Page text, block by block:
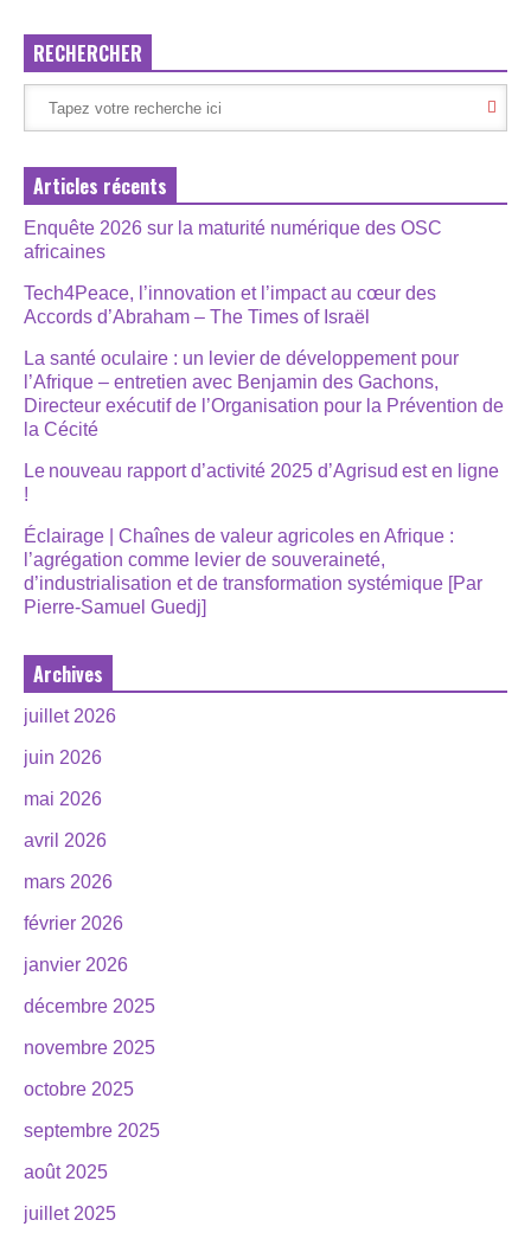
RECHERCHER
Articles récents
Enquête 2026 sur la maturité numérique des OSC
africaines
Tech4Peace, l’innovation et l’impact au cœur des
Accords d’Abraham – The Times of Israël
La santé oculaire : un levier de développement pour
l’Afrique – entretien avec Benjamin des Gachons,
Directeur exécutif de l’Organisation pour la Prévention de
la Cécité
Le nouveau rapport d’activité 2025 d’Agrisud est en ligne
!
Éclairage | Chaînes de valeur agricoles en Afrique :
l’agrégation comme levier de souveraineté,
d’industrialisation et de transformation systémique [Par
Pierre-Samuel Guedj]
Archives
juillet 2026
juin 2026
mai 2026
avril 2026
mars 2026
février 2026
janvier 2026
décembre 2025
novembre 2025
octobre 2025
septembre 2025
août 2025
juillet 2025